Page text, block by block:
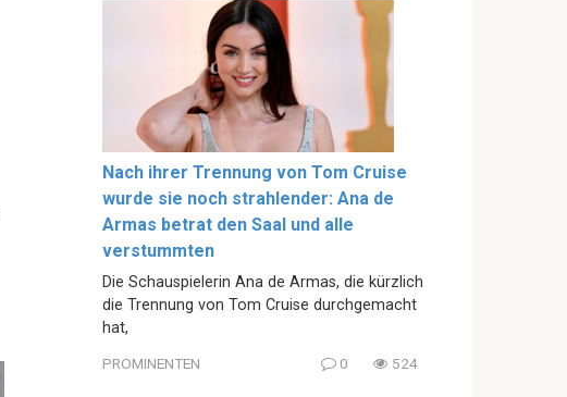
Nach ihrer Trennung von Tom Cruise
wurde sie noch strahlender: Ana de
Armas betrat den Saal und alle
verstummten
Die Schauspielerin Ana de Armas, die kürzlich
die Trennung von Tom Cruise durchgemacht
hat,
PROMINENTEN 0 524